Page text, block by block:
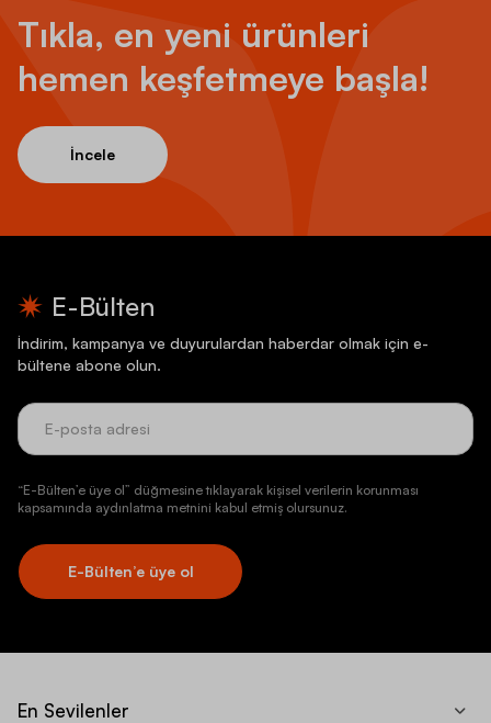
Tıkla, en yeni ürünleri
hemen keşfetmeye başla!
İncele
E-Bülten
İndirim, kampanya ve duyurulardan haberdar olmak için e-
bültene abone olun.
“E-Bülten’e üye ol” düğmesine tıklayarak kişisel verilerin korunması
kapsamında aydınlatma metnini kabul etmiş olursunuz.
E-Bülten’e üye ol
En Sevilenler